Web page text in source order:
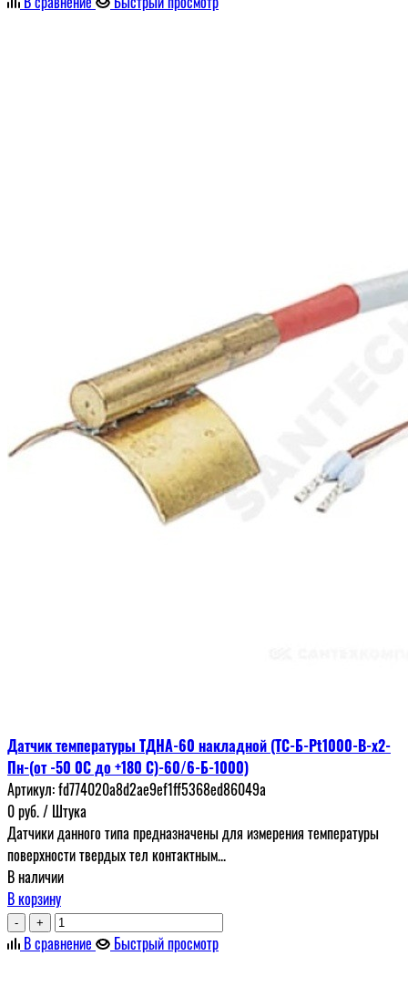
Датчик температуры ТДНА-60 накладной (ТС-Б-Pt1000-B-x2-
Пн-(от -50 0С до +180 С)-60/6-Б-1000)
Артикул:fd774020a8d2ae9ef1ff5368ed86049a
0руб./ Штука
Датчики данного типа предназначены для измерения температуры
поверхности твердых тел контактным...
В наличии
В корзину
- +
В сравнение Быстрый просмотр